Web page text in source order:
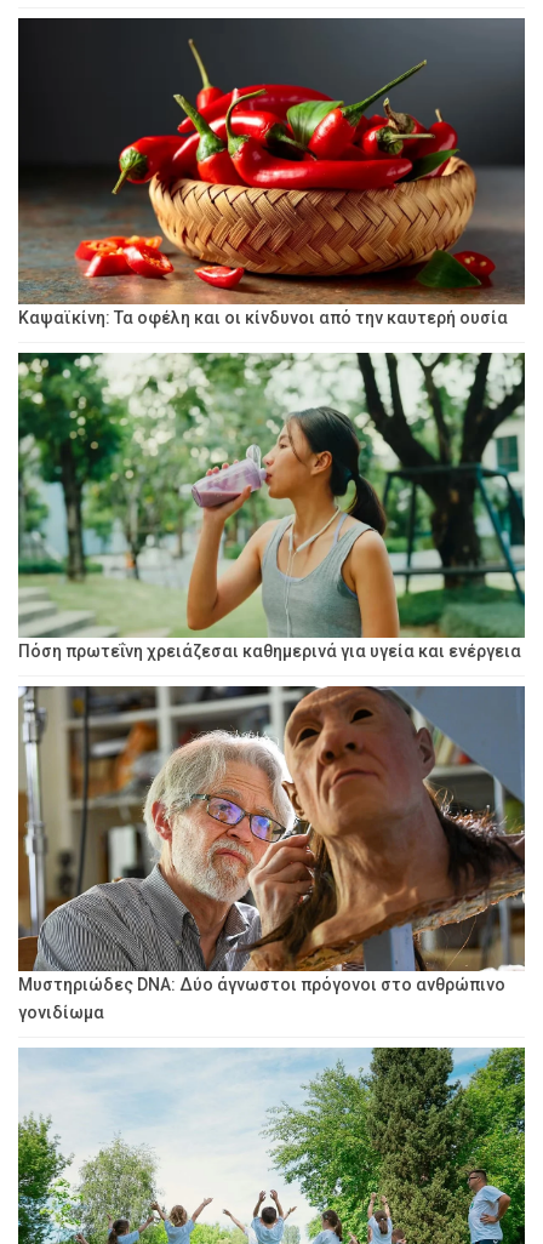
Καψαϊκίνη: Τα οφέλη και οι κίνδυνοι από την καυτερή ουσία
Πόση πρωτεΐνη χρειάζεσαι καθημερινά για υγεία και ενέργεια
Μυστηριώδες DNA: Δύο άγνωστοι πρόγονοι στο ανθρώπινο
γονιδίωμα